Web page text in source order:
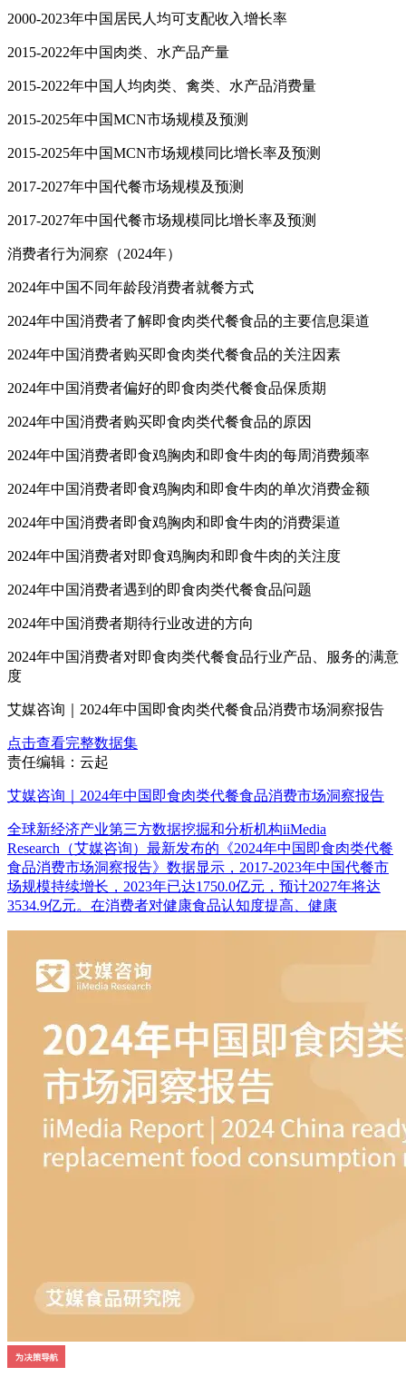
2000-2023年中国居民人均可支配收入增长率
2015-2022年中国肉类、水产品产量
2015-2022年中国人均肉类、禽类、水产品消费量
2015-2025年中国MCN市场规模及预测
2015-2025年中国MCN市场规模同比增长率及预测
2017-2027年中国代餐市场规模及预测
2017-2027年中国代餐市场规模同比增长率及预测
消费者行为洞察（2024年）
2024年中国不同年龄段消费者就餐方式
2024年中国消费者了解即食肉类代餐食品的主要信息渠道
2024年中国消费者购买即食肉类代餐食品的关注因素
2024年中国消费者偏好的即食肉类代餐食品保质期
2024年中国消费者购买即食肉类代餐食品的原因
2024年中国消费者即食鸡胸肉和即食牛肉的每周消费频率
2024年中国消费者即食鸡胸肉和即食牛肉的单次消费金额
2024年中国消费者即食鸡胸肉和即食牛肉的消费渠道
2024年中国消费者对即食鸡胸肉和即食牛肉的关注度
2024年中国消费者遇到的即食肉类代餐食品问题
2024年中国消费者期待行业改进的方向
2024年中国消费者对即食肉类代餐食品行业产品、服务的满意
度
艾媒咨询｜2024年中国即食肉类代餐食品消费市场洞察报告
点击查看完整数据集
责任编辑：云起
艾媒咨询｜2024年中国即食肉类代餐食品消费市场洞察报告
全球新经济产业第三方数据挖掘和分析机构iiMedia
Research（艾媒咨询）最新发布的《2024年中国即食肉类代餐
食品消费市场洞察报告》数据显示，2017-2023年中国代餐市
场规模持续增长，2023年已达1750.0亿元，预计2027年将达
3534.9亿元。在消费者对健康食品认知度提高、健康